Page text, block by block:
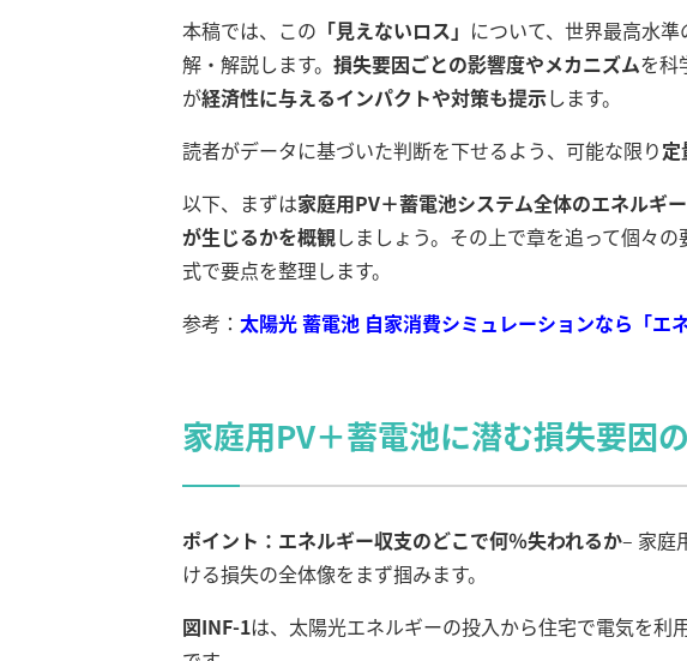
本稿では、この 「見えないロス」 について、世界最高水
解・解説します。 損失要因ごとの影響度やメカニズムを科
が経済性に与えるインパクトや対策も提示します。
読者がデータに基づいた判断を下せるよう、可能な限り定
以下、まずは家庭用PV＋蓄電池システム全体のエネルギ
が生じるかを概観しましょう。その上で章を追って個々
式で要点を整理します。
参考： 太陽光 蓄電池 自家消費シミュレーションなら「エネ
家庭用PV＋蓄電池に潜む損失要因
ポイント：エネルギー収支のどこで何％失われるか– 家庭
ける損失の全体像をまず掴みます。
図INF-1は、太陽光エネルギーの投入から住宅で電気を利